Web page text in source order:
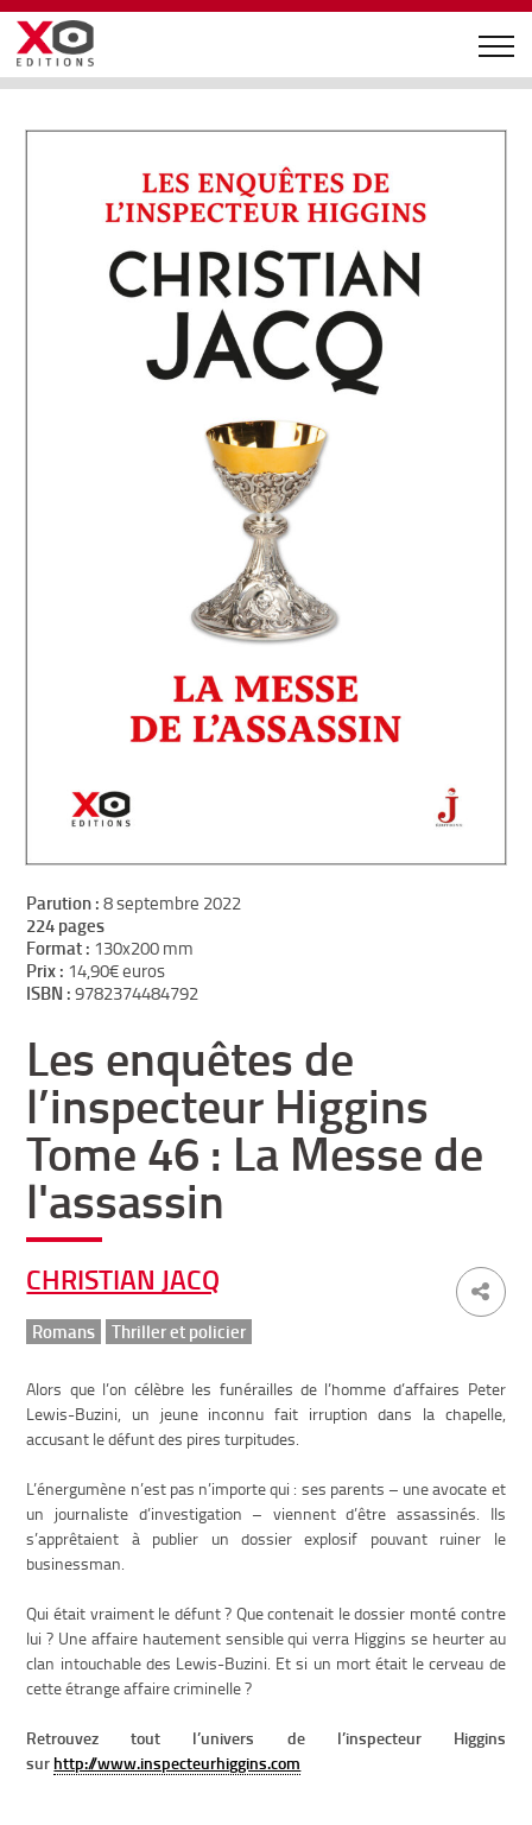
Parution : 8 septembre 2022
224 pages
Format : 130x200 mm
Prix : 14,90€ euros
ISBN : 9782374484792
Les enquêtes de
l’inspecteur Higgins
Tome 46 : La Messe de
l'assassin
CHRISTIAN JACQ
Romans Thriller et policier
Alors que l’on célèbre les funérailles de l’homme d’affaires Peter
Lewis-Buzini, un jeune inconnu fait irruption dans la chapelle,
accusant le défunt des pires turpitudes.
L’énergumène n’est pas n’importe qui : ses parents – une avocate et
un journaliste d’investigation – viennent d’être assassinés. Ils
s’apprêtaient à publier un dossier explosif pouvant ruiner le
businessman.
Qui était vraiment le défunt ? Que contenait le dossier monté contre
lui ? Une affaire hautement sensible qui verra Higgins se heurter au
clan intouchable des Lewis-Buzini. Et si un mort était le cerveau de
cette étrange affaire criminelle ?
Retrouvez tout l’univers de l’inspecteur Higgins
sur http://www.inspecteurhiggins.com